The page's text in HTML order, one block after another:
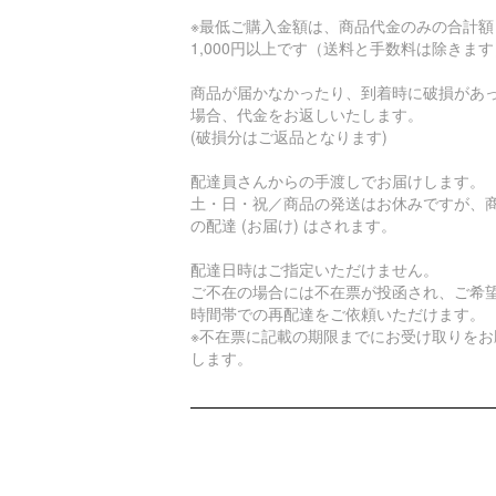
※最低ご購入金額は、商品代金のみの合計額
1,000円以上です（送料と手数料は除きます
商品が届かなかったり、到着時に破損があ
場合、代金をお返しいたします。
(破損分はご返品となります)
配達員さんからの手渡しでお届けします。
土・日・祝／商品の発送はお休みですが、
の配達 (お届け) はされます。
配達日時はご指定いただけません。
ご不在の場合には不在票が投函され、ご希
時間帯での再配達をご依頼いただけます。
※不在票に記載の期限までにお受け取りを
します。